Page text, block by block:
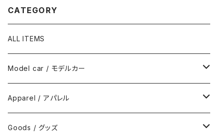
CATEGORY
ALL ITEMS
Model car / モデルカー
FIAT
ABARTH
Apparel / アパレル
Wear / ウエア
Goods / グッズ